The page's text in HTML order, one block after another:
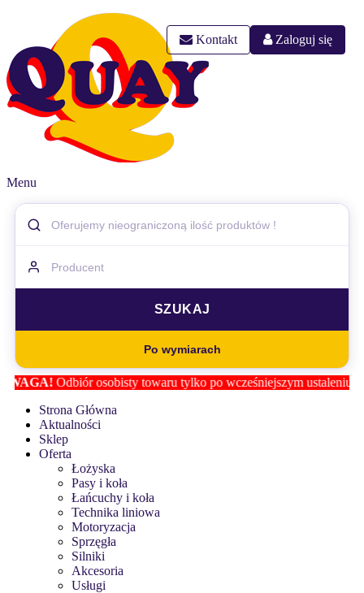
Kontakt Zaloguj się
Menu
Po wymiarach
osobisty towaru tylko po wcześniejszym ustaleniu lokalizacji z
Strona Główna
Aktualności
Sklep
Oferta
Łożyska
Pasy i koła
Łańcuchy i koła
Technika liniowa
Motoryzacja
Sprzęgła
Silniki
Akcesoria
Usługi